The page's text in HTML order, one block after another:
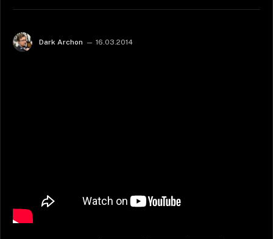
Dark Archon 16.03.2014